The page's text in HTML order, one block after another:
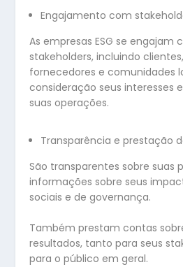
Engajamento com
As empresas ESG se engajam
stakeholders, incluindo
fornecedores e comunidades
consideração seus interesses
suas operações.
Transparência e prestação
São transparentes sobre suas
informações sobre seus
sociais e de governança.
Também prestam contas
resultados, tanto para seus
para o público em geral.